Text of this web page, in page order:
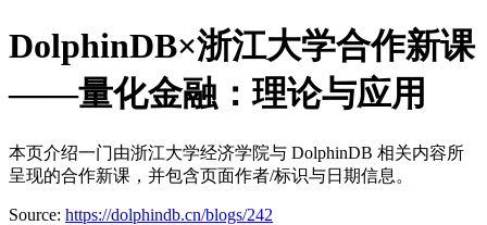
DolphinDB×浙江大学合作新课
——量化金融：理论与应用
本页介绍一门由浙江大学经济学院与 DolphinDB 相关内容所
呈现的合作新课，并包含页面作者/标识与日期信息。
Source: https://dolphindb.cn/blogs/242